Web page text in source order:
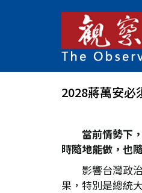
2028蔣萬安
當前情勢下
時隨地能做，也
影響台灣政
果，特別是總統